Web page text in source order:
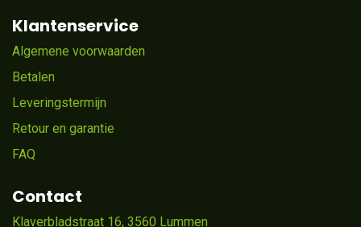
Klantenservice
Algemene voorwaarden
Betalen
Leveringstermijn
Retour en garantie
FAQ
Contact
Klaverbladstraat 16, 3560 Lummen